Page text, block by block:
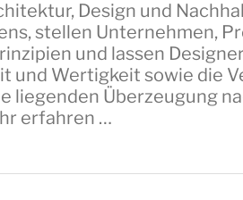
Design und
stellen Unternehmen,
und lassen
und Wertigkeit sowie die
liegenden Überzeugung
erfahren …